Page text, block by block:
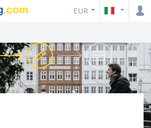
EUR